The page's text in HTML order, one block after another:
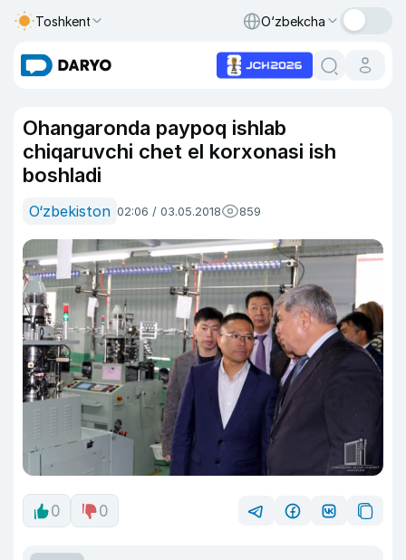
Toshkent O‘zbekcha
Ohangaronda paypoq ishlab
chiqaruvchi chet el korxonasi ish
boshladi
O‘zbekiston 02:06 / 03.05.2018 859
0 0